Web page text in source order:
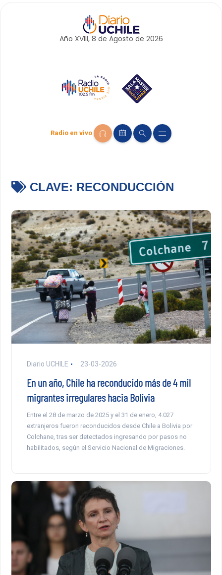
Año XVIII, 8 de Agosto de 2026
Radio en vivo
CLAVE: RECONDUCCIÓN
Diario UCHILE 23-03-2026
En un año, Chile ha reconducido más de 4 mil
migrantes irregulares hacia Bolivia
Entre el 28 de marzo de 2025 y el 31 de enero, 4.027
extranjeros fueron reconducidos desde Chile a Bolivia por
Colchane, tras ser detectados ingresando por pasos no
habilitados, según el Servicio Nacional de Migraciones.